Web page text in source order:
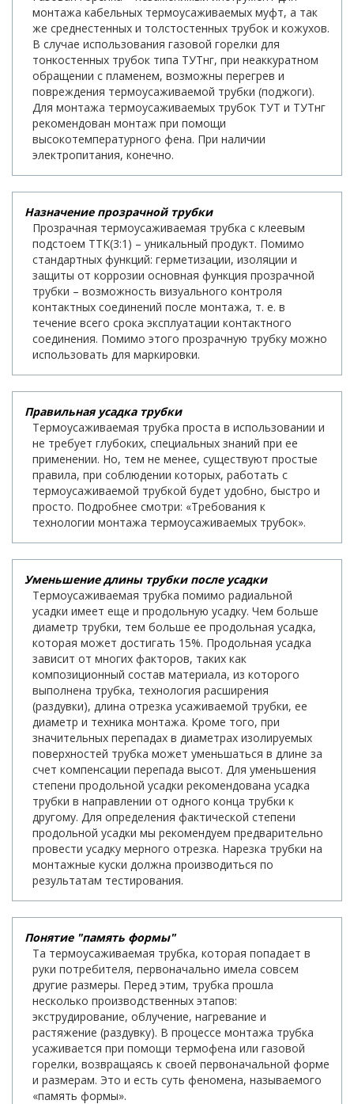
монтажа кабельных термоусаживаемых муфт, а так
же среднестенных и толстостенных трубок и кожухов.
В случае использования газовой горелки для
тонкостенных трубок типа ТУТнг, при неаккуратном
обращении с пламенем, возможны перегрев и
повреждения термоусаживаемой трубки (поджоги).
Для монтажа термоусаживаемых трубок ТУТ и ТУТнг
рекомендован монтаж при помощи
высокотемпературного фена. При наличии
электропитания, конечно.
Назначение прозрачной трубки
Прозрачная термоусаживаемая трубка с клеевым
подстоем ТТК(3:1) – уникальный продукт. Помимо
стандартных функций: герметизации, изоляции и
защиты от коррозии основная функция прозрачной
трубки – возможность визуального контроля
контактных соединений после монтажа, т. е. в
течение всего срока эксплуатации контактного
соединения. Помимо этого прозрачную трубку можно
использовать для маркировки.
Правильная усадка трубки
Термоусаживаемая трубка проста в использовании и
не требует глубоких, специальных знаний при ее
применении. Но, тем не менее, существуют простые
правила, при соблюдении которых, работать с
термоусаживаемой трубкой будет удобно, быстро и
просто. Подробнее смотри: «Требования к
технологии монтажа термоусаживаемых трубок».
Уменьшение длины трубки после усадки
Термоусаживаемая трубка помимо радиальной
усадки имеет еще и продольную усадку. Чем больше
диаметр трубки, тем больше ее продольная усадка,
которая может достигать 15%. Продольная усадка
зависит от многих факторов, таких как
композиционный состав материала, из которого
выполнена трубка, технология расширения
(раздувки), длина отрезка усаживаемой трубки, ее
диаметр и техника монтажа. Кроме того, при
значительных перепадах в диаметрах изолируемых
поверхностей трубка может уменьшаться в длине за
счет компенсации перепада высот. Для уменьшения
степени продольной усадки рекомендована усадка
трубки в направлении от одного конца трубки к
другому. Для определения фактической степени
продольной усадки мы рекомендуем предварительно
провести усадку мерного отрезка. Нарезка трубки на
монтажные куски должна производиться по
результатам тестирования.
Понятие "память формы"
Та термоусаживаемая трубка, которая попадает в
руки потребителя, первоначально имела совсем
другие размеры. Перед этим, трубка прошла
несколько производственных этапов:
экструдирование, облучение, нагревание и
растяжение (раздувку). В процессе монтажа трубка
усаживается при помощи термофена или газовой
горелки, возвращаясь к своей первоначальной форме
и размерам. Это и есть суть феномена, называемого
«память формы».